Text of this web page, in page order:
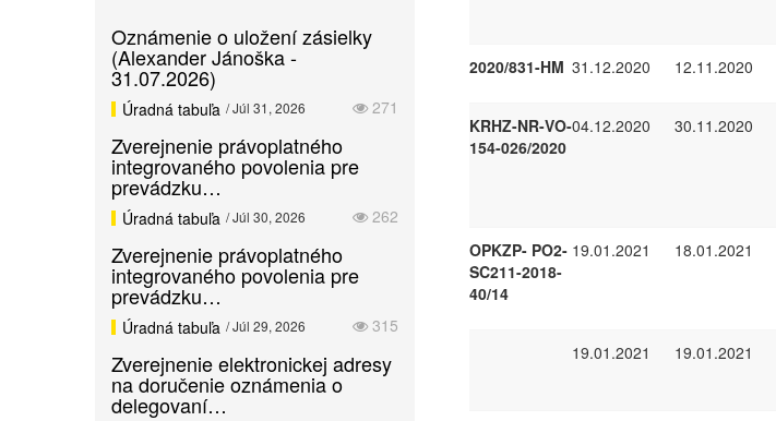
2020/831-HM 31.12.2020 12.11.2020
KRHZ-NR-VO-
154-026/2020
04.12.2020 30.11.2020
OPKZP- PO2-
SC211-2018-
40/14
19.01.2021 18.01.2021
19.01.2021 19.01.2021
Oznámenie o uložení zásielky
(Alexander Jánoška -
31.07.2026)
271
Úradná tabuľa / Júl 31, 2026
Zverejnenie právoplatného
integrovaného povolenia pre
prevádzku…
262
Úradná tabuľa / Júl 30, 2026
Zverejnenie právoplatného
integrovaného povolenia pre
prevádzku…
315
Úradná tabuľa / Júl 29, 2026
Zverejnenie elektronickej adresy
na doručenie oznámenia o
delegovaní…